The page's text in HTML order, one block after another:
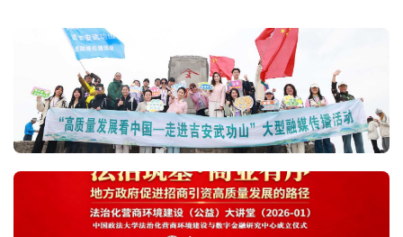
商业电讯
城市之声 中国风
营商中国
新农村 科创中国
名医堂
基层党建
廉政中国 双拥中国
警界故事
教育通讯
新消费 社会
中经时评
中国开发区 部委直通车
聚焦商协会
宏观经济信息
环球资讯 投资要闻